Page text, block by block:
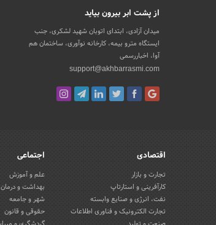
از پشت ابر بیرون بیاید
میدان آزادی، ابتدای اتوبان شهید لشکری، جنب
ایستگاه مترو بیمه، کارخانه نوآوری، ساختمان هم
آوا، اخباررسمی
support@akhbarrasmi.com
اقتصادی
تجارت و بازار
کارآفرینی و استارتاپ
نفت، انرژی و صنایع وابسته
تجارت الکترونیک و فناوری اطلاعات
اجتماعی
علم و آموزش
بهداشت و درمان
شهر و جامعه
حقوقی و قانون